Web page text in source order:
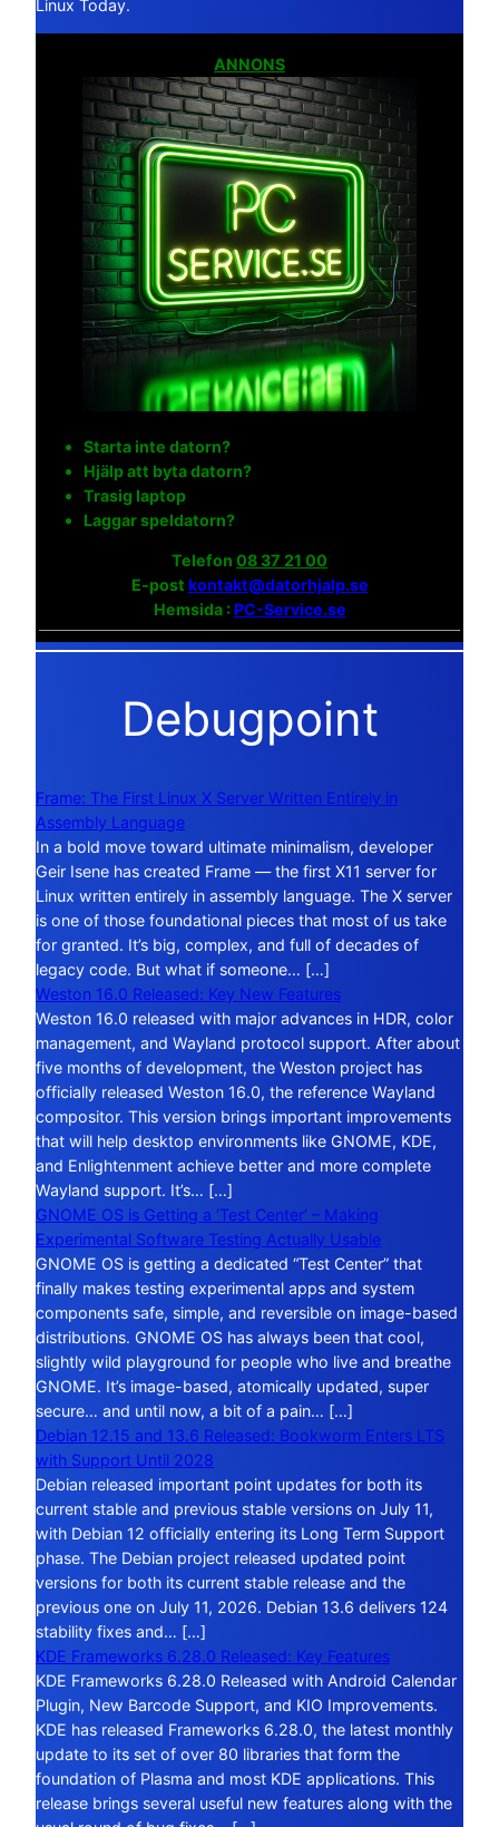
Linux Today.
ANNONS
Starta inte datorn?
Hjälp att byta datorn?
Trasig laptop
Laggar speldatorn?
Telefon 08 37 21 00
E-post kontakt@datorhjalp.se
Hemsida :PC-Service.se
Debugpoint
Frame: The First Linux X Server Written Entirely in
Assembly Language
In a bold move toward ultimate minimalism, developer
Geir Isene has created Frame — the first X11 server for
Linux written entirely in assembly language. The X server
is one of those foundational pieces that most of us take
for granted. It’s big, complex, and full of decades of
legacy code. But what if someone… […]
Weston 16.0 Released: Key New Features
Weston 16.0 released with major advances in HDR, color
management, and Wayland protocol support. After about
five months of development, the Weston project has
officially released Weston 16.0, the reference Wayland
compositor. This version brings important improvements
that will help desktop environments like GNOME, KDE,
and Enlightenment achieve better and more complete
Wayland support. It’s… […]
GNOME OS is Getting a ‘Test Center’ – Making
Experimental Software Testing Actually Usable
GNOME OS is getting a dedicated “Test Center” that
finally makes testing experimental apps and system
components safe, simple, and reversible on image-based
distributions. GNOME OS has always been that cool,
slightly wild playground for people who live and breathe
GNOME. It’s image-based, atomically updated, super
secure… and until now, a bit of a pain… […]
Debian 12.15 and 13.6 Released: Bookworm Enters LTS
with Support Until 2028
Debian released important point updates for both its
current stable and previous stable versions on July 11,
with Debian 12 officially entering its Long Term Support
phase. The Debian project released updated point
versions for both its current stable release and the
previous one on July 11, 2026. Debian 13.6 delivers 124
stability fixes and… […]
KDE Frameworks 6.28.0 Released: Key Features
KDE Frameworks 6.28.0 Released with Android Calendar
Plugin, New Barcode Support, and KIO Improvements.
KDE has released Frameworks 6.28.0, the latest monthly
update to its set of over 80 libraries that form the
foundation of Plasma and most KDE applications. This
release brings several useful new features along with the